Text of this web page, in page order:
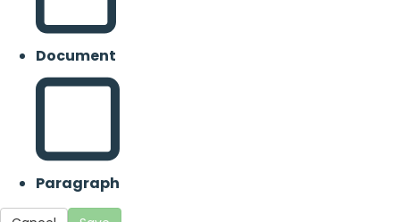
Document
Paragraph